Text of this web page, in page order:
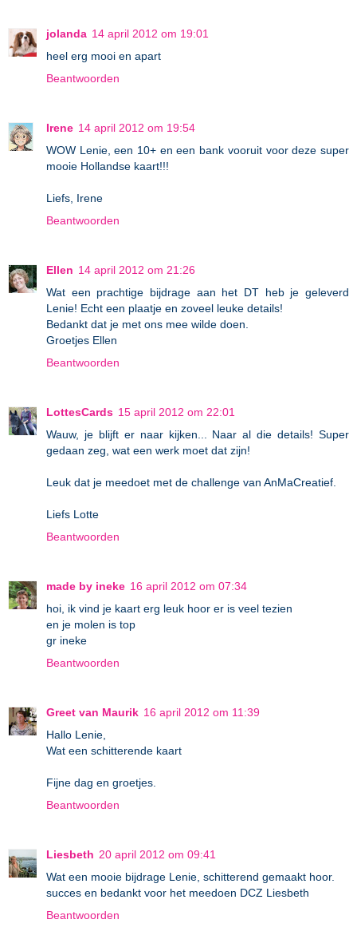
jolanda 14 april 2012 om 19:01
heel erg mooi en apart
Beantwoorden
Irene 14 april 2012 om 19:54
WOW Lenie, een 10+ en een bank vooruit voor deze super
mooie Hollandse kaart!!!
Liefs, Irene
Beantwoorden
Ellen 14 april 2012 om 21:26
Wat een prachtige bijdrage aan het DT heb je geleverd
Lenie! Echt een plaatje en zoveel leuke details!
Bedankt dat je met ons mee wilde doen.
Groetjes Ellen
Beantwoorden
LottesCards 15 april 2012 om 22:01
Wauw, je blijft er naar kijken... Naar al die details! Super
gedaan zeg, wat een werk moet dat zijn!
Leuk dat je meedoet met de challenge van AnMaCreatief.
Liefs Lotte
Beantwoorden
made by ineke 16 april 2012 om 07:34
hoi, ik vind je kaart erg leuk hoor er is veel tezien
en je molen is top
gr ineke
Beantwoorden
Greet van Maurik 16 april 2012 om 11:39
Hallo Lenie,
Wat een schitterende kaart
Fijne dag en groetjes.
Beantwoorden
Liesbeth 20 april 2012 om 09:41
Wat een mooie bijdrage Lenie, schitterend gemaakt hoor.
succes en bedankt voor het meedoen DCZ Liesbeth
Beantwoorden